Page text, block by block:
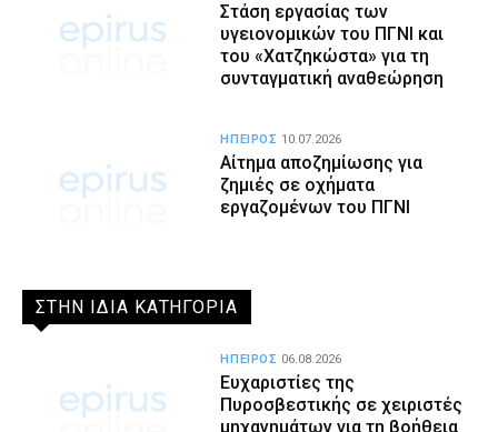
Στάση εργασίας των
υγειονομικών του ΠΓΝΙ και
του «Χατζηκώστα» για τη
συνταγματική αναθεώρηση
Αίτημα αποζημίωσης για
ζημιές σε οχήματα
εργαζομένων του ΠΓΝΙ
ΗΠΕΙΡΟΣ 10.07.2026
ΣΤΗΝ ΙΔΙΑ ΚΑΤΗΓΟΡΙΑ
Ευχαριστίες της
Πυροσβεστικής σε χειριστές
μηχανημάτων για τη βοήθεια
ΗΠΕΙΡΟΣ 06.08.2026